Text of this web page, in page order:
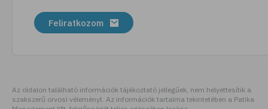
Feliratkozom
Az oldalon található információk tájékoztató jellegűek, nem helyettesítik a
szakszerű orvosi véleményt. Az információk tartalma tekintetében a Patika